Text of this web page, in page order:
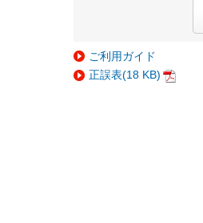
ご利用ガイド
正誤表(18 KB)